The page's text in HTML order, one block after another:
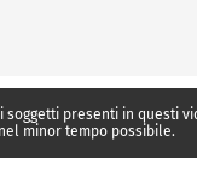
presenti in
minor tempo possibile.